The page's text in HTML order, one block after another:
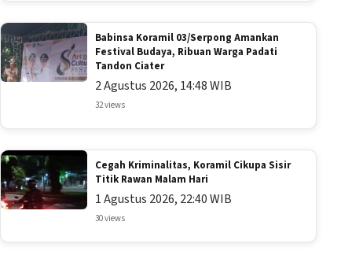
Babinsa Koramil 03/Serpong Amankan
Festival Budaya, Ribuan Warga Padati
Tandon Ciater
2 Agustus 2026, 14:48 WIB
32 views
Cegah Kriminalitas, Koramil Cikupa Sisir
Titik Rawan Malam Hari
1 Agustus 2026, 22:40 WIB
30 views